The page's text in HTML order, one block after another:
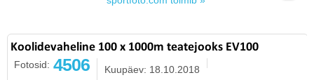
Koolidevaheline 100 x 1000m teatejooks EV100
Fotosid: 4506 Kuupäev: 18.10.2018